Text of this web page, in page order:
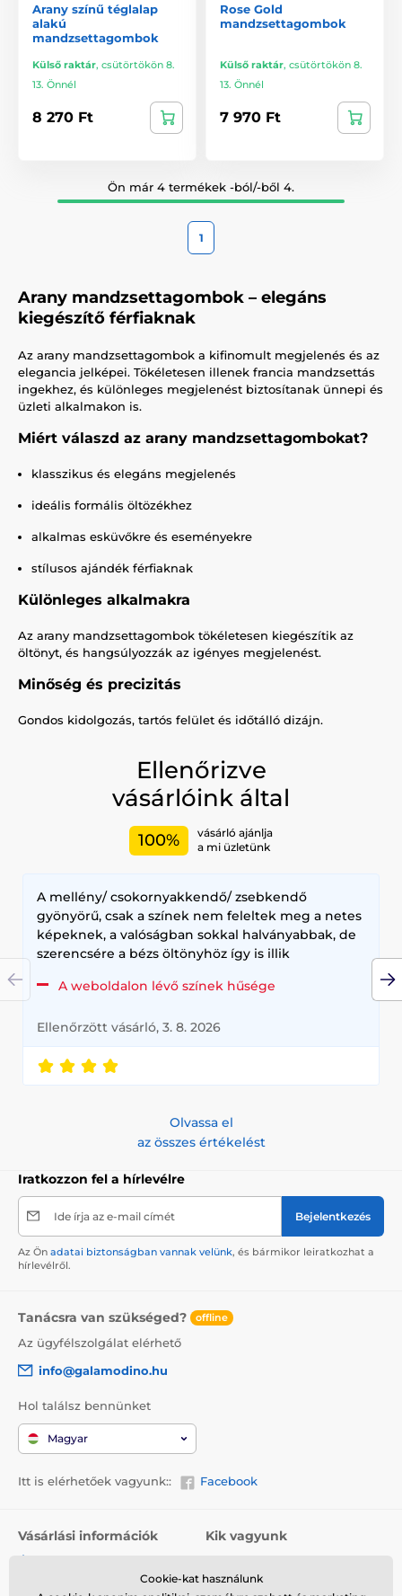
Arany színű téglalap
alakú
mandzsettagombok
Külső raktár, csütörtökön 8.
13. Önnél
8 270 Ft
Rose Gold
mandzsettagombok
Külső raktár, csütörtökön 8.
13. Önnél
7 970 Ft
Ön már 4 termékek -ból/-ből 4.
1
Arany mandzsettagombok – elegáns
kiegészítő férfiaknak
Az arany mandzsettagombok a kifinomult megjelenés és az
elegancia jelképei. Tökéletesen illenek francia mandzsettás
ingekhez, és különleges megjelenést biztosítanak ünnepi és
üzleti alkalmakon is.
Miért válaszd az arany mandzsettagombokat?
klasszikus és elegáns megjelenés
ideális formális öltözékhez
alkalmas esküvőkre és eseményekre
stílusos ajándék férfiaknak
Különleges alkalmakra
Az arany mandzsettagombok tökéletesen kiegészítik az
öltönyt, és hangsúlyozzák az igényes megjelenést.
Minőség és precizitás
Gondos kidolgozás, tartós felület és időtálló dizájn.
Ellenőrizve
vásárlóink által
100%
vásárló ajánlja
a mi üzletünk
A mellény/ csokornyakkendő/ zsebkendő
gyönyörű, csak a színek nem feleltek meg a netes
képeknek, a valóságban sokkal halványabbak, de
szerencsére a bézs öltönyhöz így is illik
A weboldalon lévő színek hűsége
Ellenőrzött vásárló, 3. 8. 2026
Olvassa el
az összes értékelést
Iratkozzon fel a hírlevélre
Ide írja az e-mail címét Bejelentkezés
Az Ön adatai biztonságban vannak velünk, és bármikor leiratkozhat a
hírlevélről.
Tanácsra van szükséged? offline
Az ügyfélszolgálat elérhető
info@galamodino.hu
Hol találsz bennünket
Magyar
Itt is elérhetőek vagyunk:: Facebook
Vásárlási információk Kik vagyunk
Elérhetőségek
Cookie-kat használunk